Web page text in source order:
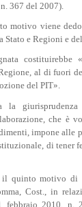
367 del 2007).
motivo viene
Stato e Regioni e
al di fuori
del PIT».
la
che è
impone alle
di tener
il quinto motivo di
Cost., in
febbraio 2010, n.